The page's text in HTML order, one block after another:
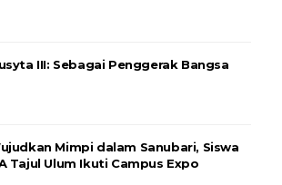
III: Sebagai Penggerak Bangsa
Mimpi dalam Sanubari, Siswa
Tajul Ulum Ikuti Campus Expo